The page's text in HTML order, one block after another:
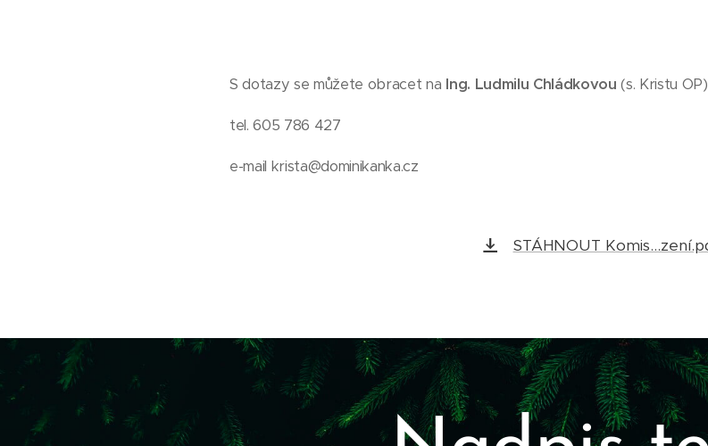
S dotazy se můžete obracet na Ing. Ludmilu Chládkovou(s. Kristu
tel. 605 786 427
e-mail krista@dominikanka.cz
STÁHNOUT